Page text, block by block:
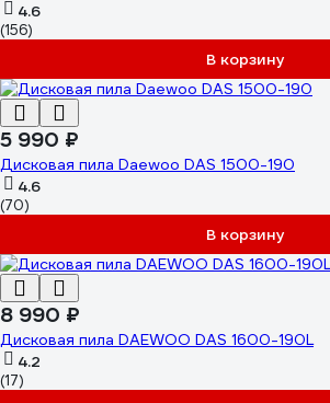
4.6
(156)
В корзину
5 990 ₽
Дисковая пила Daewoo DAS 1500-190
4.6
(70)
В корзину
8 990 ₽
Дисковая пила DAEWOO DAS 1600-190L
4.2
(17)